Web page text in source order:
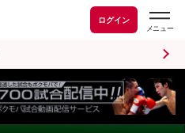
ログイン